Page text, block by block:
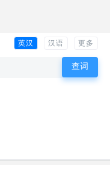
英汉 汉语 更多